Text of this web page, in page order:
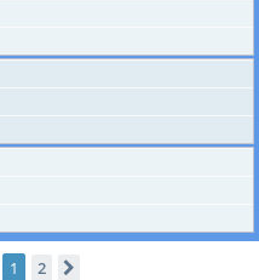
1 2